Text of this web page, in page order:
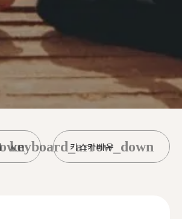
카스카베우
keyboard_arrow_down